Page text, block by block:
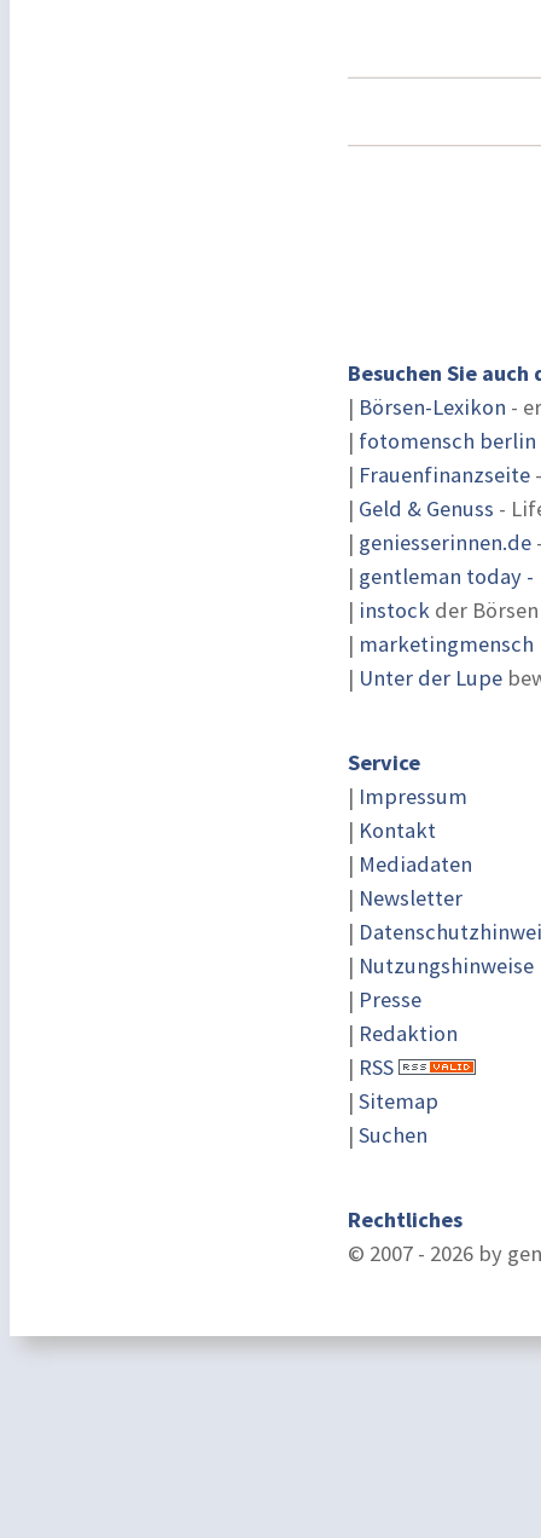
Besuchen Sie
| Börsen-Lexikon -
| fotomensch berlin
| Frauenfinanzseite
| Geld & Genuss -
| geniesserinnen.de
| gentleman today -
| instock der
|
| Unter der Lupe
Service
| Impressum
| Kontakt
| Mediadaten
| Newsletter
|
| Nutzungshinweise
| Presse
| Redaktion
| RSS
| Sitemap
| Suchen
Rechtliches
© 2007 - 2026 by